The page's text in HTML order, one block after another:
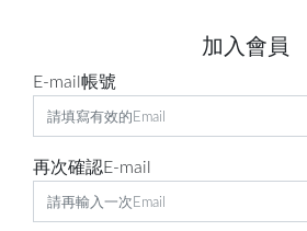
加入會員
E-mail帳號
再次確認E-mail